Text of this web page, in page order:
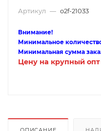
Артикул — o2f-21033
Внимание!
Минимальное
Минимальная сумма
Цену на крупный